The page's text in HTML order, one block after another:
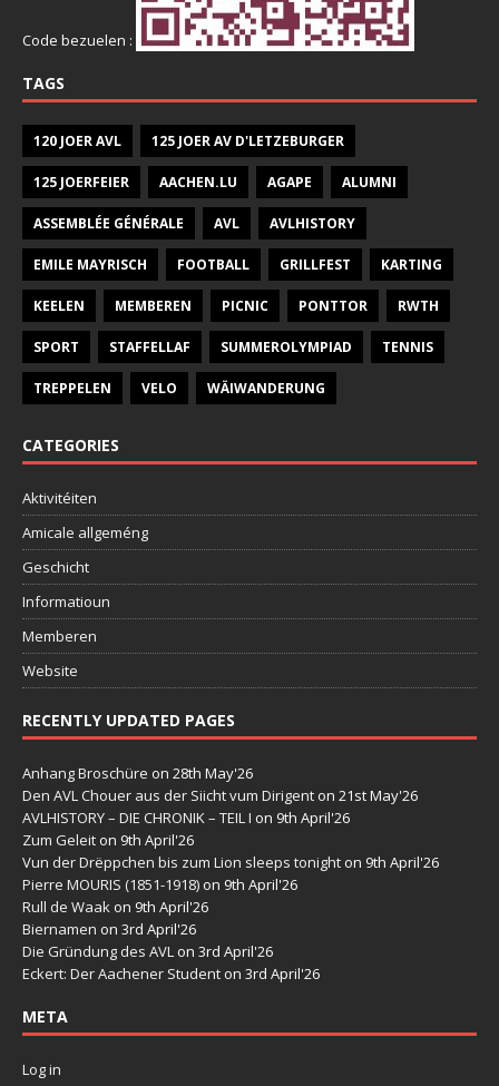
Code bezuelen :
TAGS
120 JOER AVL 125 JOER AV D'LETZEBURGER
125 JOERFEIER AACHEN.LU AGAPE ALUMNI
ASSEMBLÉE GÉNÉRALE AVL AVLHISTORY
EMILE MAYRISCH FOOTBALL GRILLFEST KARTING
KEELEN MEMBEREN PICNIC PONTTOR RWTH
SPORT STAFFELLAF SUMMEROLYMPIAD TENNIS
TREPPELEN VELO WÄIWANDERUNG
CATEGORIES
Aktivitéiten
Amicale allgeméng
Geschicht
Informatioun
Memberen
Website
RECENTLY UPDATED PAGES
Anhang Broschüre on 28th May'26
Den AVL Chouer aus der Siicht vum Dirigent on 21st May'26
AVLHISTORY – DIE CHRONIK – TEIL I on 9th April'26
Zum Geleit on 9th April'26
Vun der Drëppchen bis zum Lion sleeps tonight on 9th April'26
Pierre MOURIS (1851-1918) on 9th April'26
Rull de Waak on 9th April'26
Biernamen on 3rd April'26
Die Gründung des AVL on 3rd April'26
Eckert: Der Aachener Student on 3rd April'26
META
Log in